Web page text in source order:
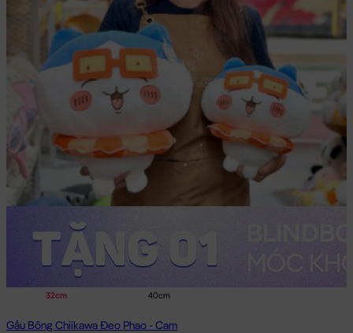
32cm 40cm
Gấu Bông Chiikawa Đeo Phao - Cam